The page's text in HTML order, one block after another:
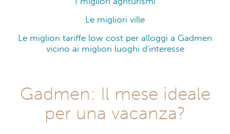
Le migliori ville
Le migliori tariffe low cost per alloggi a Gadmen
vicino ai migliori luoghi d'interesse
Gadmen: Il mese ideale
per una vacanza?